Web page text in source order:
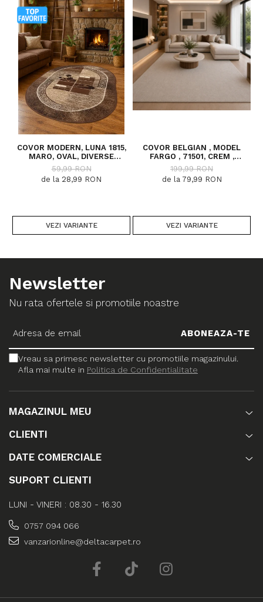
COVOR MODERN, LUNA 1815,
MARO, OVAL, DIVERSE
DIMENSIUNI, 1300 GR/MP
59,99 RON
de la 28,99 RON
VEZI VARIANTE
COVOR BELGIAN , MODEL
FARGO , 71501, CREM ,
DIVERSE DIMENSIUNI
199,99 RON
de la 79,99 RON
VEZI VARIANTE
Newsletter
Nu rata ofertele si promotiile noastre
Vreau sa primesc newsletter cu promotiile magazinului.
Afla mai multe in Politica de Confidentialitate
MAGAZINUL MEU
CLIENTI
DATE COMERCIALE
SUPORT CLIENTI
LUNI - VINERI : 08.30 - 16.30
0757 094 066
vanzarionline@deltacarpet.ro